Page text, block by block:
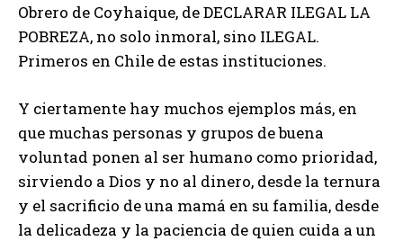
Obrero de Coyhaique, de DECLARAR ILEGAL LA
POBREZA, no solo inmoral, sino ILEGAL.
Primeros en Chile de estas instituciones.
Y ciertamente hay muchos ejemplos más, en
que muchas personas y grupos de buena
voluntad ponen al ser humano como prioridad,
sirviendo a Dios y no al dinero, desde la ternura
y el sacrificio de una mamá en su familia, desde
la delicadeza y la paciencia de quien cuida a un